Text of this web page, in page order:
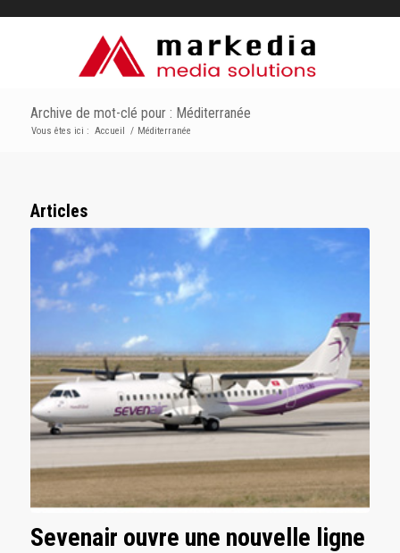
Archive de mot-clé pour : Méditerranée
Vous êtes ici : Accueil / Méditerranée
Articles
Sevenair ouvre une nouvelle ligne